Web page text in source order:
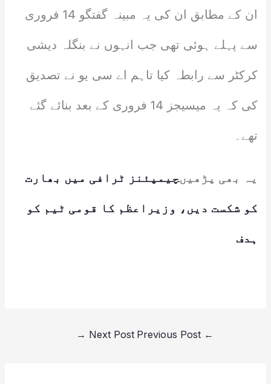
ان کے مطابق ان کی یہ مبینہ گفتگو 14 فروری
سے پہلے ہوئی تھی جب انہوں نے بنگلہ دیشی
کرکٹر سے رابطہ کیا تاہم اے سی یو نے تصدیق
کی کہ یہ میسیجز 14 فروری کے بعد بنائے گئے
تھے۔
یہ بھی پڑھیںچیمپئنز ٹرافی میں بھارت
کو شکست دیں، وزیراعظم کا قومی ٹیم کو
ہدف
←
Next Post
→